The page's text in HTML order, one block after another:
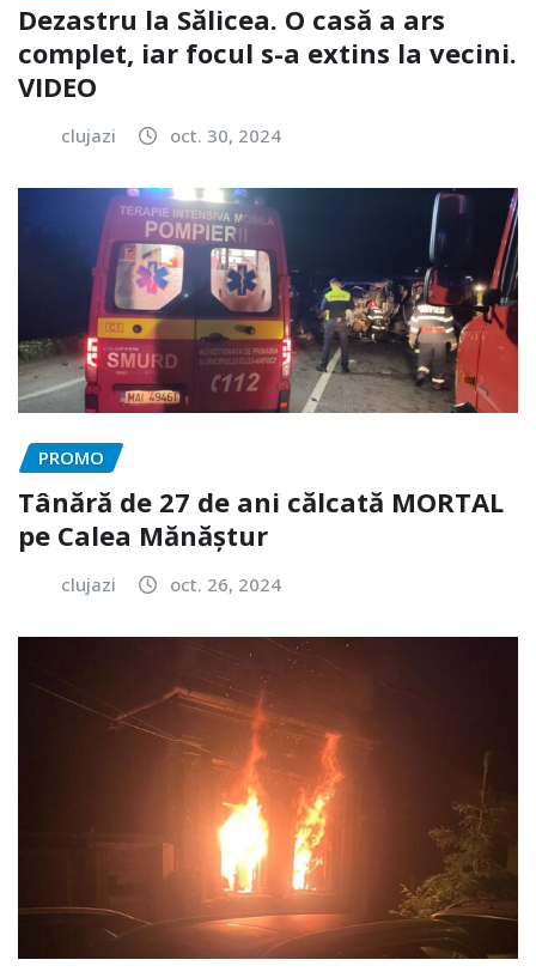
Dezastru la Sălicea. O casă a ars
complet, iar focul s-a extins la vecini.
VIDEO
clujazi oct. 30, 2024
PROMO
Tânără de 27 de ani călcată MORTAL
pe Calea Mănăștur
clujazi oct. 26, 2024